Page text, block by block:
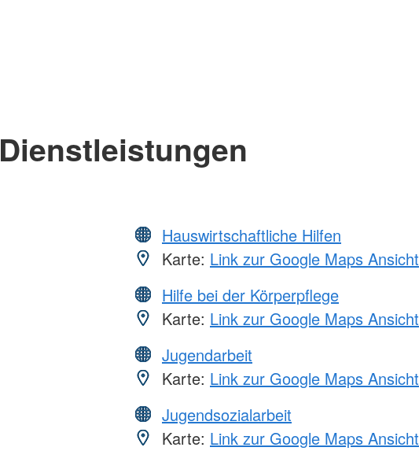
Dienstleistungen
Hauswirtschaftliche Hilfen
Karte: Link zur Google Maps Ansicht
Hilfe bei der Körperpflege
Karte: Link zur Google Maps Ansicht
Jugendarbeit
Karte: Link zur Google Maps Ansicht
Jugendsozialarbeit
Karte: Link zur Google Maps Ansicht